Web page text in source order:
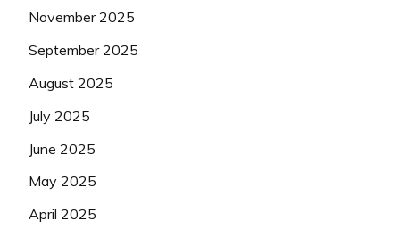
November 2025
September 2025
August 2025
July 2025
June 2025
May 2025
April 2025